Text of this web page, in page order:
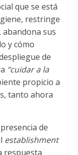
que se está
restringe
sus
y cómo
de
“cuidar a la
propicio a
tanto ahora
de
establishment
respuesta